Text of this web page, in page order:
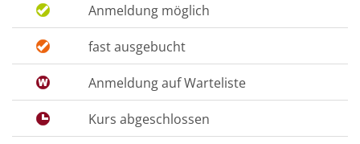
Anmeldung möglich
fast ausgebucht
Anmeldung auf Warteliste
Kurs abgeschlossen